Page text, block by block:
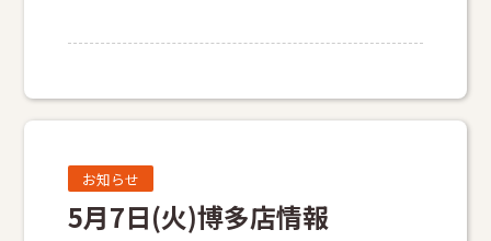
お知らせ
5月7日(火)博多店情報